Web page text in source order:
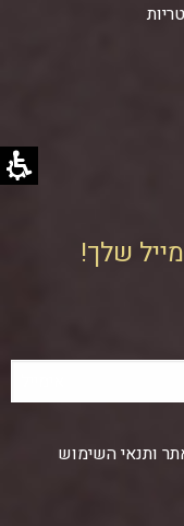
שלך!
ותנאי השימוש